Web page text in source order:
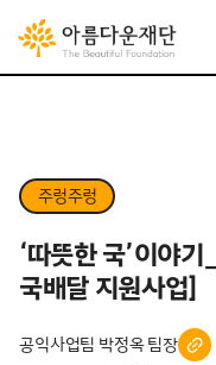
주렁주렁
‘따뜻한 국’이야
국배달 지원사업]
공익사업팀 박정옥 팀장